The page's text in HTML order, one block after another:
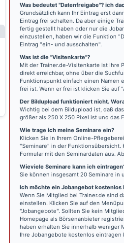
Was bedeutet "Datenfreigabe"? ich
Grundsätzlich kann Ihr Eintrag erst
Eintrag frei schalten. Da aber einige
fertig gestellt haben oder nur die
einzustellen, haben wir die Funktion
Eintrag "ein- und ausschalten".
Was ist die "Visitenkarte"?
Mit der Trainer.de-Visitenkarte ist Ihre
direkt erreichbar, ohne über die
Funktionspunkt einfach einen Namen
frei ist. Wenn er frei ist klicken Sie auf
Der Bildupload funktioniert nicht.
Wichtig bei dem Bildupload ist, daß
größer als 250 X 250 Pixel ist und das
Wie trage ich meine Seminare ein?
Klicken Sie in Ihrem Online-
"Seminare" in der Funktionsübersicht.
Formular mit den Seminardaten aus.
Wieviele Seminare kann ich
Sie können insgesamt 20 Seminare in
Ich möchte ein Jobangebot
Wenn Sie Mitglied bei Trainer.de sind
einstellen. Klicken Sie auf den
"Jobangebote". Sollten Sie kein
Homepage als Börsenanbieter
haben erhalten Sie innerhalb weniger
Ihre Jobangebote kostenlos eintragen